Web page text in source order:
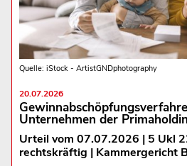
Quelle: iStock - ArtistGNDphotography
20.07.2026
Unternehmen der
Urteil vom 07.07.2026 | 5 Ukl
rechtskräftig | Kammergericht